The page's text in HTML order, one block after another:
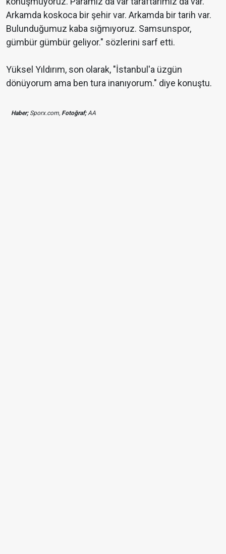
Arkamda koskoca bir şehir var. Arkamda bir tarih var.
Bulunduğumuz kaba sığmıyoruz. Samsunspor,
gümbür gümbür geliyor." sözlerini sarf etti.
Yüksel Yıldırım, son olarak, "İstanbul'a üzgün
dönüyorum ama ben tura inanıyorum." diye konuştu.
Haber;Sporx.com, Fotoğraf;AA